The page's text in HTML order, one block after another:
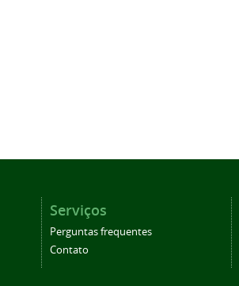
Serviços
Perguntas frequentes
Contato